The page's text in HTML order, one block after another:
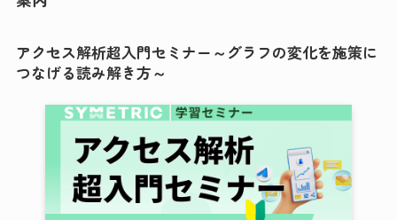
アクセス解析超入門セミナー～グラフの変化を施策に
つなげる読み解き方～